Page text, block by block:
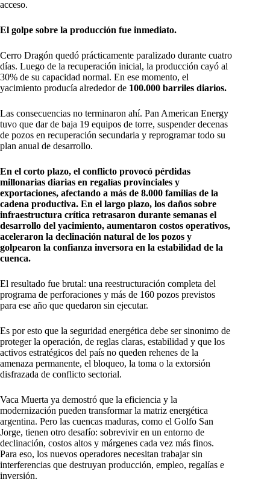
acceso.
El golpe sobre la producción fue inmediato.
Cerro Dragón quedó prácticamente paralizado durante cuatro
días. Luego de la recuperación inicial, la producción cayó al
30% de su capacidad normal. En ese momento, el
yacimiento producía alrededor de 100.000 barriles diarios.
Las consecuencias no terminaron ahí. Pan American Energy
tuvo que dar de baja 19 equipos de torre, suspender decenas
de pozos en recuperación secundaria y reprogramar todo su
plan anual de desarrollo.
En el corto plazo, el conflicto provocó pérdidas
millonarias diarias en regalías provinciales y
exportaciones, afectando a más de 8.000 familias de la
cadena productiva. En el largo plazo, los daños sobre
infraestructura crítica retrasaron durante semanas el
desarrollo del yacimiento, aumentaron costos operativos,
aceleraron la declinación natural de los pozos y
golpearon la confianza inversora en la estabilidad de la
cuenca.
El resultado fue brutal: una reestructuración completa del
programa de perforaciones y más de 160 pozos previstos
para ese año que quedaron sin ejecutar.
Es por esto que la seguridad energética debe ser sinonimo de
proteger la operación, de reglas claras, estabilidad y que los
activos estratégicos del país no queden rehenes de la
amenaza permanente, el bloqueo, la toma o la extorsión
disfrazada de conflicto sectorial.
Vaca Muerta ya demostró que la eficiencia y la
modernización pueden transformar la matriz energética
argentina. Pero las cuencas maduras, como el Golfo San
Jorge, tienen otro desafío: sobrevivir en un entorno de
declinación, costos altos y márgenes cada vez más finos.
Para eso, los nuevos operadores necesitan trabajar sin
interferencias que destruyan producción, empleo, regalías e
inversión.